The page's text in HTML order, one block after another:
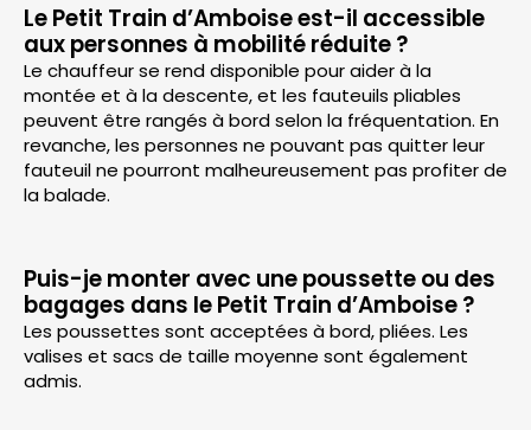
Le Petit Train d’Amboise est-il accessible
aux personnes à mobilité réduite ?
Le chauffeur se rend disponible pour aider à la
montée et à la descente, et les fauteuils pliables
peuvent être rangés à bord selon la fréquentation. En
revanche, les personnes ne pouvant pas quitter leur
fauteuil ne pourront malheureusement pas profiter de
la balade.
Puis-je monter avec une poussette ou des
bagages dans le Petit Train d’Amboise ?
Les poussettes sont acceptées à bord, pliées. Les
valises et sacs de taille moyenne sont également
admis.